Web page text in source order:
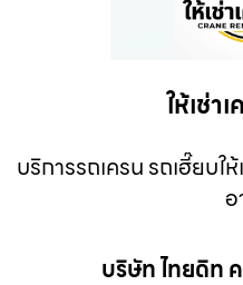
ให้เช่า
บริการรถเครน รถเฮี๊ยบ
บริษัท ไทยดิท